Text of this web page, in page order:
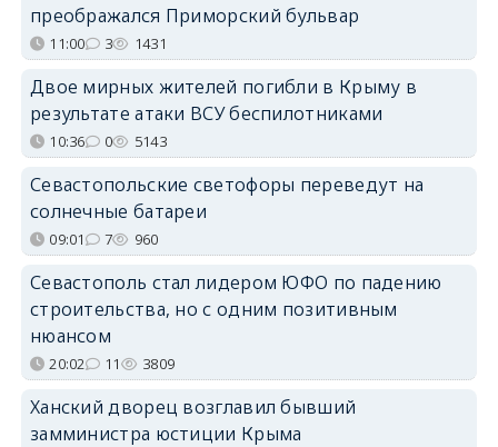
преображался Приморский бульвар
11:00 3 1431
Двое мирных жителей погибли в Крыму в
результате атаки ВСУ беспилотниками
10:36 0 5143
Севастопольские светофоры переведут на
солнечные батареи
09:01 7 960
Севастополь стал лидером ЮФО по падению
строительства, но с одним позитивным
нюансом
20:02 11 3809
Ханский дворец возглавил бывший
замминистра юстиции Крыма